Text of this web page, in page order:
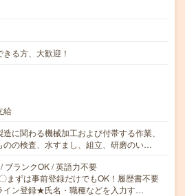
る方、大歓迎！
給
に関わる機械加工および付帯する作業、
のの検査、水すまし、組立、研磨のい…
ブランクOK / 英語力不要
まずは事前登録だけでもOK！履歴書不要
イン登録★氏名・職種などを入力す…